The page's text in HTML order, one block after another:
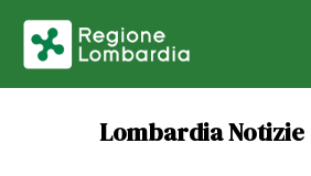
Lombardia Notizie